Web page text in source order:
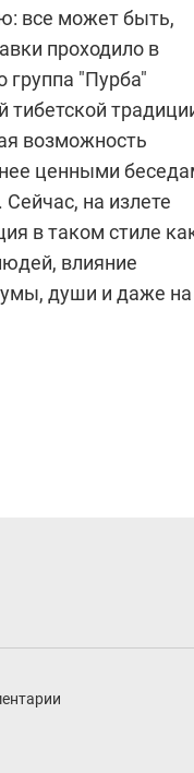
все может быть,
проходило в
группа "Пурба"
тибетской
возможность
ценными
на излете
в таком стиле
влияние
умы, души и даже на